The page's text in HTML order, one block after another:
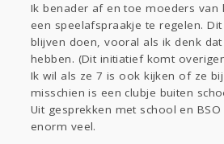
Ik benader af en toe moeders van
een speelafspraakje te regelen.
blijven doen, vooral als ik denk
hebben. (Dit initiatief komt
Ik wil als ze 7 is ook kijken of ze
misschien is een clubje buiten
Uit gesprekken met school en
enorm veel.